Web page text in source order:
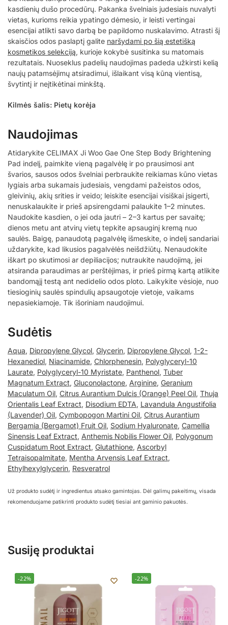
kasdienių dušo procedūrų. Pakanka švelniais judesiais nuvalyti
vietas, kurioms reikia ypatingo dėmesio, ir leisti vertingai
esencijai atlikti savo darbą be papildomo nuskalavimo. Atrasti šį
skaisčios odos paslaptį galite naršydami po šią estetišką
kosmetikos selekciją, kurioje kokybė susitinka su matomais
rezultatais. Nuoseklus padelių naudojimas padeda užkirsti kelią
naujų patamsėjimų atsiradimui, išlaikant visą kūną vientisą,
švytintį ir neįtikėtinai minkštą.
Kilmės šalis: Pietų korėja
Naudojimas
Atidarykite CELIMAX Ji Woo Gae One Step Body Brightening
Pad indelį, paimkite vieną pagalvėlę ir po prausimosi ant
švarios, sausos odos švelniai perbraukite reikiamas kūno vietas
lygiais arba sukamais judesiais, vengdami pažeistos odos,
gleivinių, akių srities ir veido; leiskite esencijai visiškai įsigerti,
nenuskalaukite ir prieš apsirengdami palaukite 1–2 minutes.
Naudokite kasdien, o jei oda jautri – 2–3 kartus per savaitę;
dienos metu ant atvirų vietų tepkite apsauginį kremą nuo
saulės. Baigę, panaudotą pagalvėlę išmeskite, o indelį sandariai
uždarykite, kad likusios pagalvėlės neišdžiūtų. Nenaudokite
iškart po skutimosi ar depiliacijos; nutraukite naudojimą, jei
atsiranda paraudimas ar perštėjimas, ir prieš pirmą kartą atlikite
bandomąjį testą ant nedidelio odos ploto. Laikykite vėsioje, nuo
tiesioginių saulės spindulių apsaugotoje vietoje, vaikams
nepasiekiamoje. Tik išoriniam naudojimui.
Sudėtis
Aqua, Dipropylene Glycol, Glycerin, Dipropylene Glycol, 1-2-
Hexanediol, Niacinamide, Chlorphenesin, Polyglyceryl-10
Laurate, Polyglyceryl-10 Myristate, Panthenol, Tuber
Magnatum Extract, Gluconolactone, Arginine, Geranium
Maculatum Oil, Citrus Aurantium Dulcis (Orange) Peel Oil, Thuja
Orientalis Leaf Extract, Disodium EDTA, Lavandula Angustifolia
(Lavender) Oil, Cymbopogon Martini Oil, Citrus Aurantium
Bergamia (Bergamot) Fruit Oil, Sodium Hyaluronate, Camellia
Sinensis Leaf Extract, Anthemis Nobilis Flower Oil, Polygonum
Cuspidatum Root Extract, Glutathione, Ascorbyl
Tetraisopalmitate, Mentha Arvensis Leaf Extract,
Ethylhexylglycerin, Resveratrol
Už produkto sudėtį ir ingredientus atsako gamintojas. Dėl galimų pakeitimų, visada
rekomenduojame patikrinti produkto sudėtį tiesiai ant gaminio pakuotės.
Susiję produktai
-22% -22%